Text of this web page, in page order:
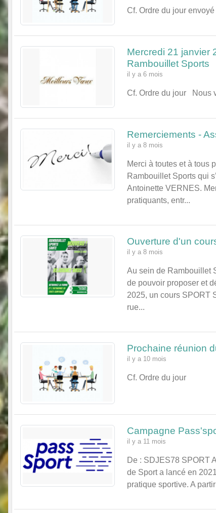
Cf. Ordre du jour
Mercredi 21 janvier
Rambouillet Sports
il y a 6 mois
Cf. Ordre du jour Nous
Remerciements -
il y a 8 mois
Merci à toutes et à tous
Rambouillet Sports qui
Antoinette VERNES.
pratiquants, entr...
Ouverture d'un
il y a 8 mois
Au sein de Rambouillet
de pouvoir proposer et
2025, un cours SPORT
rue...
Prochaine réunion
il y a 10 mois
Cf. Ordre du jour
Campagne
il y a 11 mois
De : SDJES78 SPORT
de Sport a lancé en
pratique sportive. A